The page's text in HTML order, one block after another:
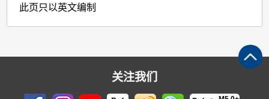
此页只以英文编制
关注我们